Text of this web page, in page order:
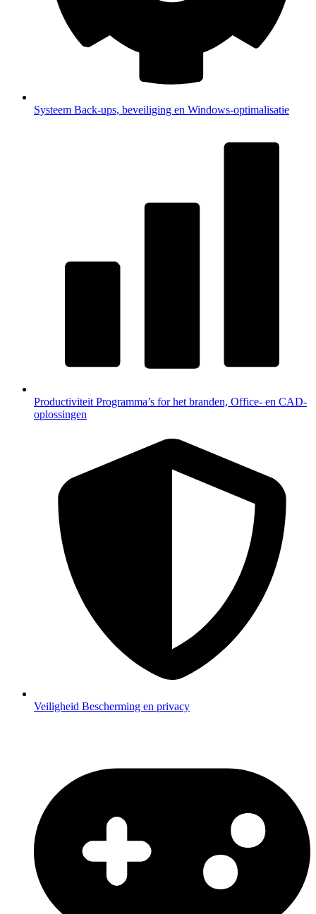
Systeem Back-ups, beveiliging en Windows-optimalisatie
Productiviteit Programma’s for het branden, Office- en CAD-
oplossingen
Veiligheid Bescherming en privacy